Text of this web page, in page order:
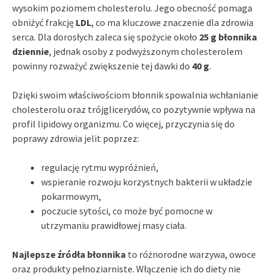
wysokim poziomem cholesterolu. Jego obecność pomaga
obniżyć frakcję LDL, co ma kluczowe znaczenie dla zdrowia
serca. Dla dorosłych zaleca się spożycie około 25 g błonnika
dziennie, jednak osoby z podwyższonym cholesterolem
powinny rozważyć zwiększenie tej dawki do 40 g.
Dzięki swoim właściwościom błonnik spowalnia wchłanianie
cholesterolu oraz trójglicerydów, co pozytywnie wpływa na
profil lipidowy organizmu. Co więcej, przyczynia się do
poprawy zdrowia jelit poprzez:
regulację rytmu wypróżnień,
wspieranie rozwoju korzystnych bakterii w układzie
pokarmowym,
poczucie sytości, co może być pomocne w
utrzymaniu prawidłowej masy ciała.
Najlepsze źródła błonnika to różnorodne warzywa, owoce
oraz produkty pełnoziarniste. Włączenie ich do diety nie